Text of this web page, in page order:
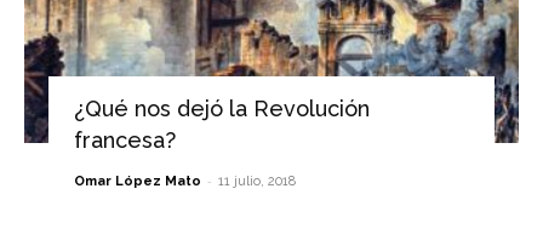
¿Qué nos dejó la Revolución
francesa?
Omar López Mato - 11 julio, 2018